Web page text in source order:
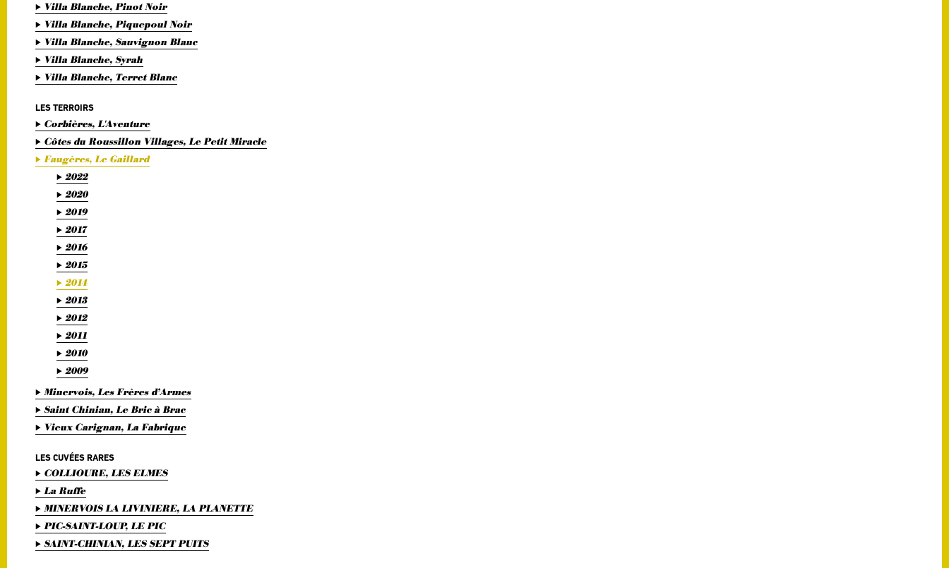
Villa Blanche, Pinot Noir
Villa Blanche, Piquepoul Noir
Villa Blanche, Sauvignon Blanc
Villa Blanche, Syrah
Villa Blanche, Terret Blanc
LES TERROIRS
Corbières, L'Aventure
Côtes du Roussillon Villages, Le Petit Miracle
Faugères, Le Gaillard
2022
2020
2019
2017
2016
2015
2014
2013
2012
2011
2010
2009
Minervois, Les Frères d’Armes
Saint Chinian, Le Bric à Brac
Vieux Carignan, La Fabrique
LES CUVÉES RARES
COLLIOURE, LES ELMES
La Ruffe
MINERVOIS LA LIVINIERE, LA PLANETTE
PIC-SAINT-LOUP, LE PIC
SAINT-CHINIAN, LES SEPT PUITS